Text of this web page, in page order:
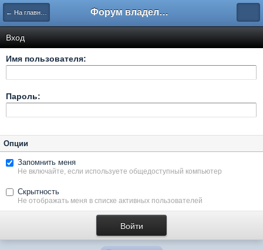
← На главную Форум владельцев интернет-магазинов
Вход
Имя пользователя:
Пароль:
Опции
Запомнить меня
Не включайте, если используете общедоступный компьютер
Скрытность
Не отображать меня в списке активных пользователей